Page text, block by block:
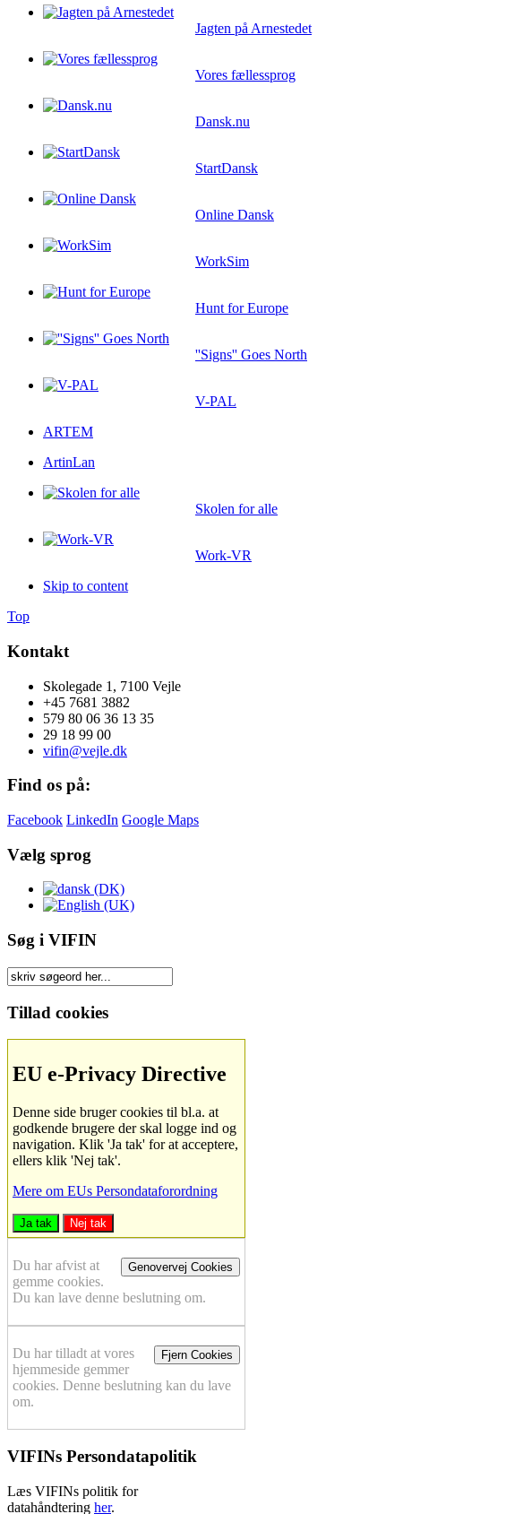
Jagten på Arnestedet
Vores fællessprog
Dansk.nu
StartDansk
Online Dansk
WorkSim
Hunt for Europe
''Signs'' Goes North
V-PAL
ARTEM
ArtinLan
Skolen for alle
Work-VR
Skip to content
Top
Kontakt
Skolegade 1, 7100 Vejle
+45 7681 3882
579 80 06 36 13 35
29 18 99 00
vifin@vejle.dk
Find os på:
Facebook LinkedIn Google Maps
Vælg sprog
Søg i VIFIN
Tillad cookies
EU e-Privacy Directive
Denne side bruger cookies til bl.a. at
godkende brugere der skal logge ind og
navigation. Klik 'Ja tak' for at acceptere,
ellers klik 'Nej tak'.
Mere om EUs Persondataforordning
Ja tak Nej tak
Genovervej Cookies
Du har afvist at
gemme cookies.
Du kan lave denne beslutning om.
Fjern Cookies
Du har tilladt at vores
hjemmeside gemmer
cookies. Denne beslutning kan du lave
om.
VIFINs Persondatapolitik
Læs VIFINs politik for
datahåndtering her.